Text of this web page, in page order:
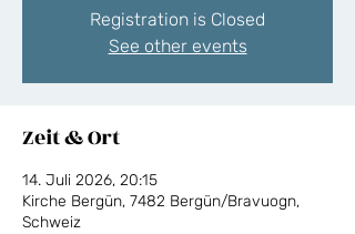
Registration is Closed
See other events
Zeit & Ort
14. Juli 2026, 20:15
Kirche Bergün, 7482 Bergün/Bravuogn,
Schweiz